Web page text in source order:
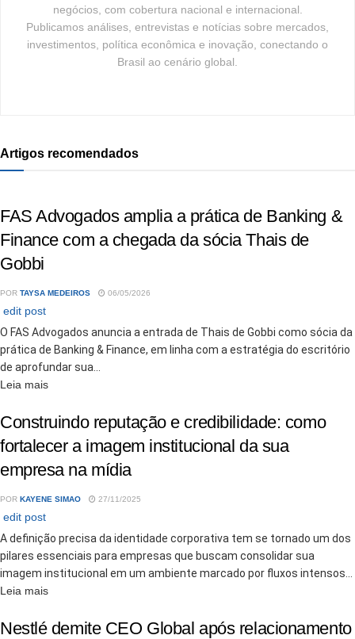
negócios, com cobertura nacional e internacional.
Publicamos análises, entrevistas e notícias sobre mercados,
investimentos, política econômica e inovação, conectando o
Brasil ao cenário global.
Artigos recomendados
FAS Advogados amplia a prática de Banking &
Finance com a chegada da sócia Thais de
Gobbi
POR TAYSA MEDEIROS 06/05/2026
edit post
O FAS Advogados anuncia a entrada de Thais de Gobbi como sócia da
prática de Banking & Finance, em linha com a estratégia do escritório
de aprofundar sua...
Leia maisDetails
Construindo reputação e credibilidade: como
fortalecer a imagem institucional da sua
empresa na mídia
POR KAYENE SIMAO 27/11/2025
edit post
A definição precisa da identidade corporativa tem se tornado um dos
pilares essenciais para empresas que buscam consolidar sua
imagem institucional em um ambiente marcado por fluxos intensos...
Leia maisDetails
Nestlé demite CEO Global após relacionamento